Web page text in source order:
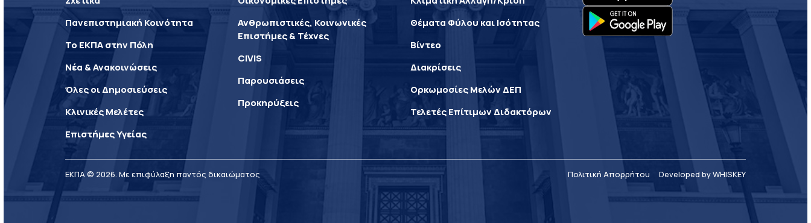
Πανεπιστημιακή Κοινότητα
Το ΕΚΠΑ στην Πόλη
Νέα & Ανακοινώσεις
Όλες οι Δημοσιεύσεις
Κλινικές Μελέτες
Επιστήμες Υγείας
Ανθρωπιστικές, Κοινωνικές
Επιστήμες & Τέχνες
CIVIS
Παρουσιάσεις
Προκηρύξεις
Θέματα Φύλου και Ισότητας
Βίντεο
Διακρίσεις
Ορκωμοσίες Μελών ΔΕΠ
Τελετές Επίτιμων Διδακτόρων
ΕΚΠΑ © 2026. Με επιφύλαξη παντός δικαιώματος Πολιτική Απορρήτου Developed by WHISKEY